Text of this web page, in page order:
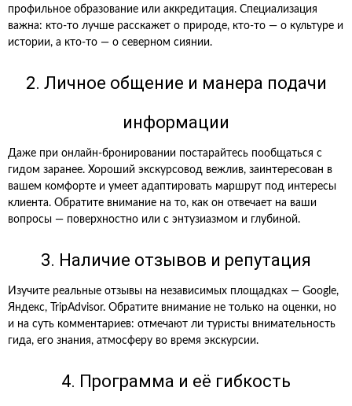
профильное образование или аккредитация. Специализация
важна: кто-то лучше расскажет о природе, кто-то — о культуре и
истории, а кто-то — о северном сиянии.
2. Личное общение и манера подачи
информации
Даже при онлайн-бронировании постарайтесь пообщаться с
гидом заранее. Хороший экскурсовод вежлив, заинтересован в
вашем комфорте и умеет адаптировать маршрут под интересы
клиента. Обратите внимание на то, как он отвечает на ваши
вопросы — поверхностно или с энтузиазмом и глубиной.
3. Наличие отзывов и репутация
Изучите реальные отзывы на независимых площадках — Google,
Яндекс, TripAdvisor. Обратите внимание не только на оценки, но
и на суть комментариев: отмечают ли туристы внимательность
гида, его знания, атмосферу во время экскурсии.
4. Программа и её гибкость